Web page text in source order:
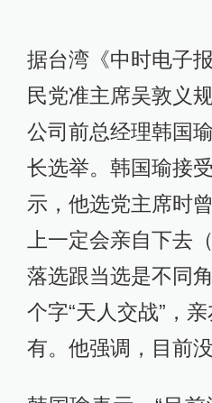
据台湾《中时电子
民党准主席吴敦义
公司前总经理韩国
长选举。韩国瑜接
示，他选党主席时
上一定会亲自下去
落选跟当选是不同
个字“天人交战”，
有。他强调，目前